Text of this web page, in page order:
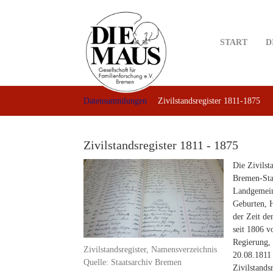
START
Datensammlungen Zivilstandsregister 1811-1875
Zivilstandsregister 1811 - 1875
Zivilstandsregister, Namensverzeichnis
Quelle: Staatsarchiv Bremen
Die
Bremen-
Geburten,
der Zeit
seit 1806